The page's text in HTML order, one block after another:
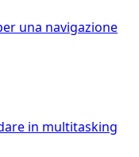
una navigazione
in multitasking